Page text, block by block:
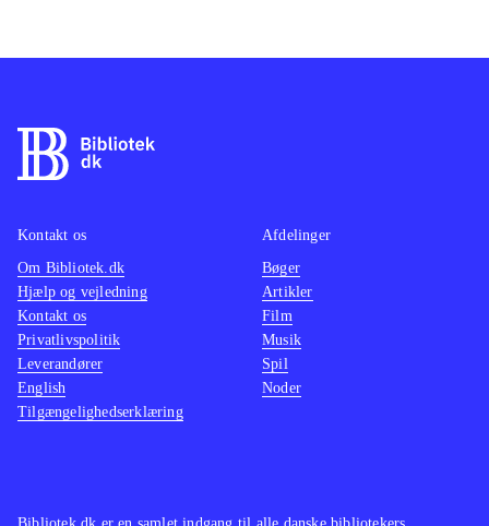
Kontakt os
Om Bibliotek.dk
Hjælp og vejledning
Kontakt os
Privatlivspolitik
Leverandører
English
Tilgængelighedserklæring
Afdelinger
Bøger
Artikler
Film
Musik
Spil
Noder